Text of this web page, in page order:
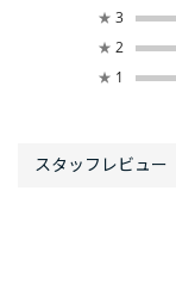
★ 3
★ 2
★ 1